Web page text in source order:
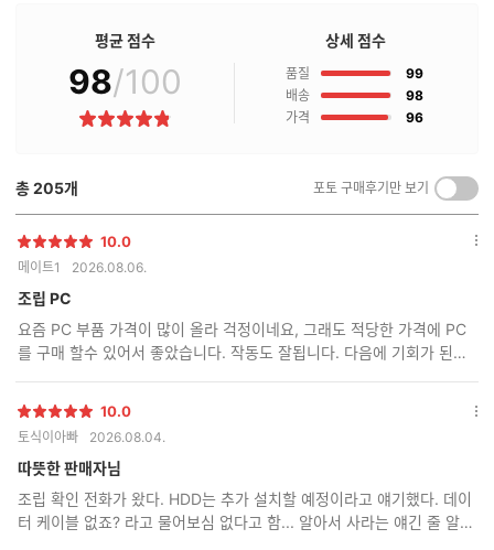
매
후
기
평균 점수
98/100
별
상세 점수
품질 99점
배송
98점
가격
96점
총205개 포토 구매후기만 보기
켜
기/
별
점
10.0
메이트1 2026.08.06.
조립 PC
요즘 PC 부품 가격이 많이 올라 걱정이네요, 그래도 적당한 가격에 PC
를 구매 할수 있어서 좋았습니다. 작동도 잘됩니다. 다음에 기회가 된다
옵
별
점
10.0
토식이아빠 2026.08.04.
따뜻한 판매자님
조립 확인 전화가 왔다. HDD는 추가 설치할 예정이라고 얘기했다. 데이
터 케이블 없죠? 라고 물어보심 없다고 함... 알아서 사라는 얘긴 줄 알았
옵